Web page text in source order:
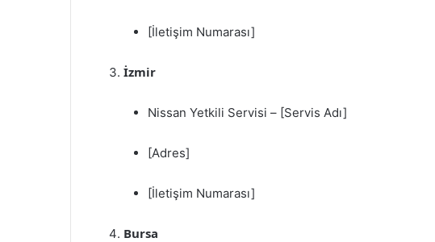
[İletişim Numarası]
İzmir
Nissan Yetkili Servisi – [Servis Adı]
[Adres]
[İletişim Numarası]
Bursa